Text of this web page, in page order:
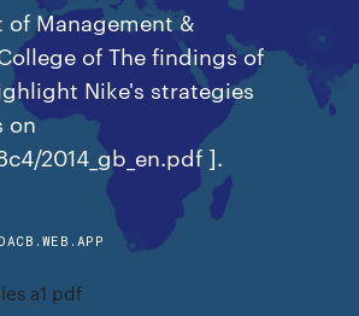
of Management &
of The findings of
Nike's strategies
on
2014_gb_en.pdf ].
a1 pdf